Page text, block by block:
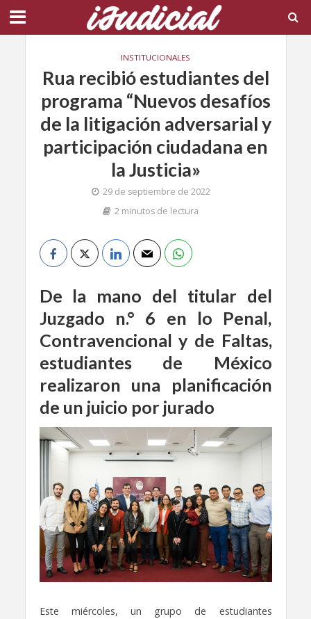
INSTITUCIONALES
Rua recibió estudiantes del
programa “Nuevos desafíos
de la litigación adversarial y
participación ciudadana en
la Justicia»
29 de septiembre de 2022
2 minutos de lectura
De la mano del titular del
Juzgado n.° 6 en lo Penal,
Contravencional y de Faltas,
estudiantes de México
realizaron una planificación
de un juicio por jurado
Este miércoles, un grupo de estudiantes